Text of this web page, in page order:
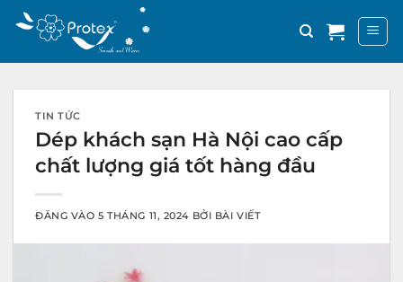
qua
TIN TỨC
Dép khách sạn Hà Nội cao cấp
chất lượng giá tốt hàng đầu
ĐĂNG VÀO5 THÁNG 11, 2024 BỞI BÀI VIẾT